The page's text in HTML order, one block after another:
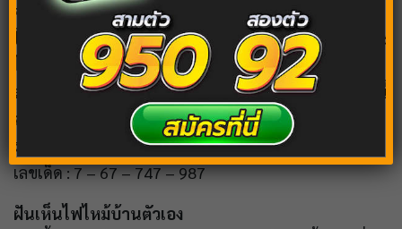
จะเป็นจริงในไม่ช้า ดังนั้นควรเตรียมตัวให้พร้อมสำหรับ
โอกาสที่กำลังมาถึงนี้ การทำงานเป็นไปอย่างราบรื่น คุณจะ
ได้รับความช่วยเหลือจากมิตรสหาย และได้รับการ
สนับสนุนจากผู้ใกล้ทุกครั้งที่ต้องการคำแนะนำ แต่ในช่วงนี้
คำทำนายให้ระวังเรื่องของสุขภาพ ปวดหัว ปวดตา ต้อง
ระวังเป็นพิเศษ
เลขเด็ด : 7 – 67 – 747 – 987
ฝันเห็นไฟไหม้บ้านตัวเอง